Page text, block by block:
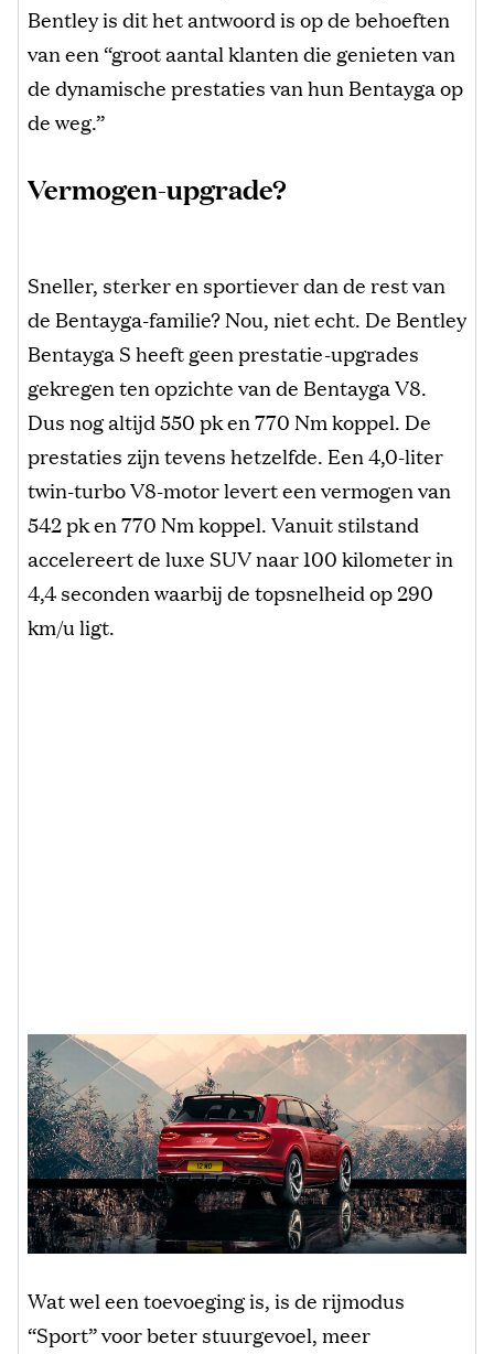
Bentley is dit het antwoord is op de behoeften
van een “groot aantal klanten die genieten van
de dynamische prestaties van hun Bentayga op
de weg.”
Vermogen-upgrade?
Sneller, sterker en sportiever dan de rest van
de Bentayga-familie? Nou, niet echt. De Bentley
Bentayga S heeft geen prestatie-upgrades
gekregen ten opzichte van de Bentayga V8.
Dus nog altijd 550 pk en 770 Nm koppel. De
prestaties zijn tevens hetzelfde. Een 4,0-liter
twin-turbo V8-motor levert een vermogen van
542 pk en 770 Nm koppel. Vanuit stilstand
accelereert de luxe SUV naar 100 kilometer in
4,4 seconden waarbij de topsnelheid op 290
km/u ligt.
Wat wel een toevoeging is, is de rijmodus
“Sport” voor beter stuurgevoel, meer